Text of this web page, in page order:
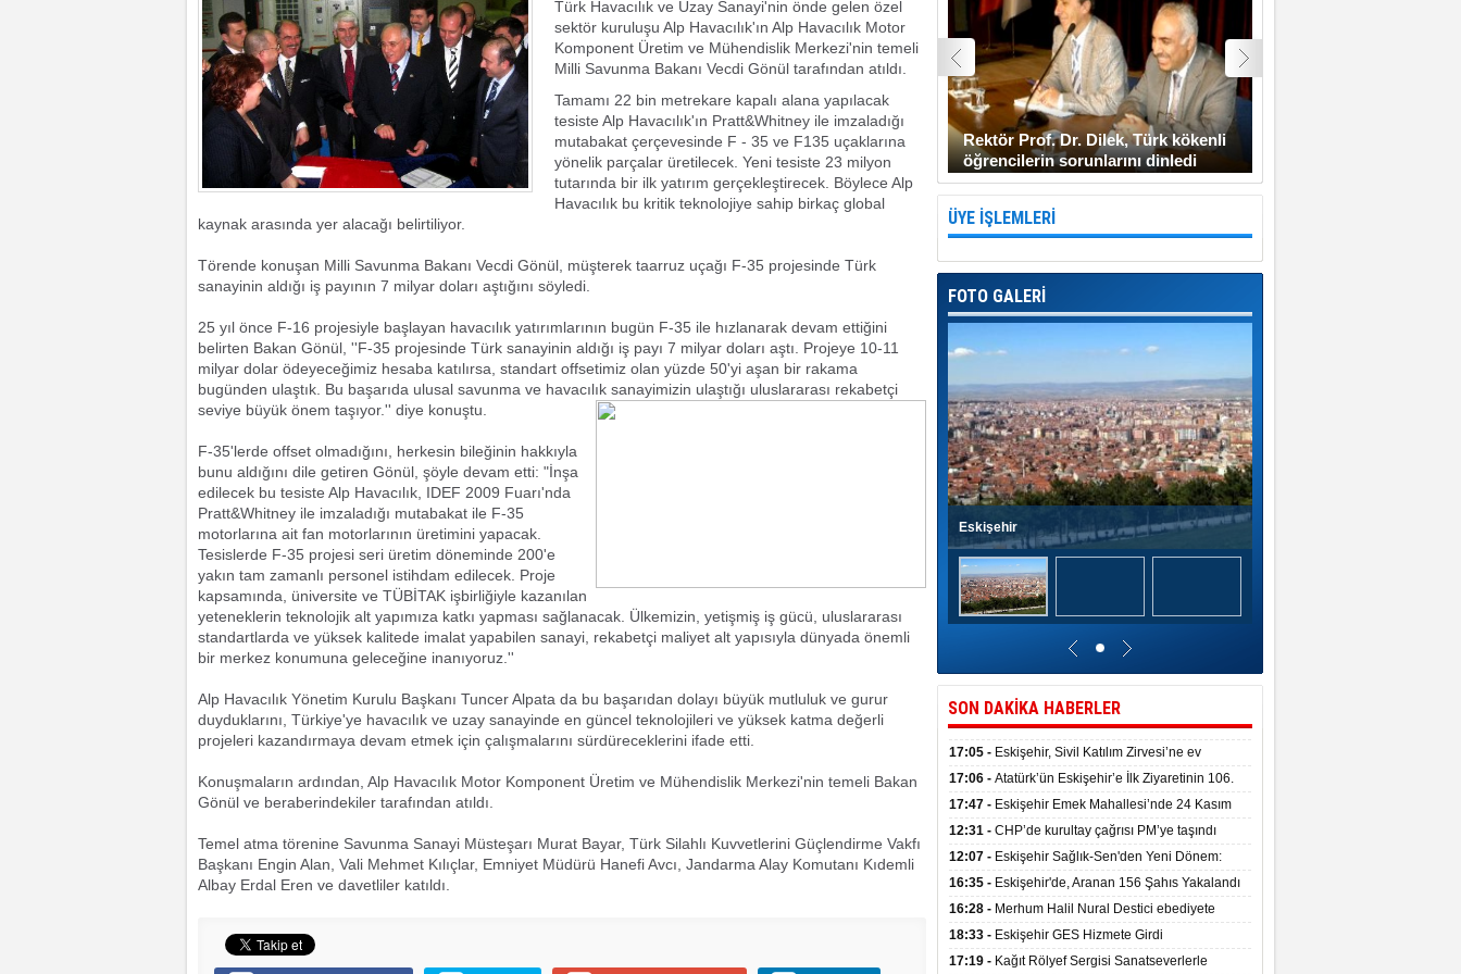
Türk Havacılık ve Uzay Sanayi'nin önde gelen özel
sektör kuruluşu Alp Havacılık'ın Alp Havacılık Motor
Komponent Üretim ve Mühendislik Merkezi'nin temeli
Milli Savunma Bakanı Vecdi Gönül tarafından atıldı.
Tamamı 22 bin metrekare kapalı alana yapılacak
tesiste Alp Havacılık'ın Pratt&Whitney ile imzaladığı
mutabakat çerçevesinde F - 35 ve F135 uçaklarına
yönelik parçalar üretilecek. Yeni tesiste 23 milyon
tutarında bir ilk yatırım gerçekleştirecek. Böylece Alp
Havacılık bu kritik teknolojiye sahip birkaç global
kaynak arasında yer alacağı belirtiliyor.
Törende konuşan Milli Savunma Bakanı Vecdi Gönül, müşterek taarruz uçağı F-35 projesinde Türk
sanayinin aldığı iş payının 7 milyar doları aştığını söyledi.
25 yıl önce F-16 projesiyle başlayan havacılık yatırımlarının bugün F-35 ile hızlanarak devam ettiğini
belirten Bakan Gönül, ''F-35 projesinde Türk sanayinin aldığı iş payı 7 milyar doları aştı. Projeye 10-11
milyar dolar ödeyeceğimiz hesaba katılırsa, standart offsetimiz olan yüzde 50'yi aşan bir rakama
bugünden ulaştık. Bu başarıda ulusal savunma ve havacılık sanayimizin ulaştığı uluslararası rekabetçi
seviye büyük önem taşıyor.'' diye konuştu.
F-35'lerde offset olmadığını, herkesin bileğinin hakkıyla
bunu aldığını dile getiren Gönül, şöyle devam etti: "İnşa
edilecek bu tesiste Alp Havacılık, IDEF 2009 Fuarı'nda
Pratt&Whitney ile imzaladığı mutabakat ile F-35
motorlarına ait fan motorlarının üretimini yapacak.
Tesislerde F-35 projesi seri üretim döneminde 200'e
yakın tam zamanlı personel istihdam edilecek. Proje
kapsamında, üniversite ve TÜBİTAK işbirliğiyle kazanılan
yeteneklerin teknolojik alt yapımıza katkı yapması sağlanacak. Ülkemizin, yetişmiş iş gücü, uluslararası
standartlarda ve yüksek kalitede imalat yapabilen sanayi, rekabetçi maliyet alt yapısıyla dünyada önemli
bir merkez konumuna geleceğine inanıyoruz.''
Alp Havacılık Yönetim Kurulu Başkanı Tuncer Alpata da bu başarıdan dolayı büyük mutluluk ve gurur
duyduklarını, Türkiye'ye havacılık ve uzay sanayinde en güncel teknolojileri ve yüksek katma değerli
projeleri kazandırmaya devam etmek için çalışmalarını sürdüreceklerini ifade etti.
Konuşmaların ardından, Alp Havacılık Motor Komponent Üretim ve Mühendislik Merkezi'nin temeli Bakan
Gönül ve beraberindekiler tarafından atıldı.
Temel atma törenine Savunma Sanayi Müsteşarı Murat Bayar, Türk Silahlı Kuvvetlerini Güçlendirme Vakfı
Başkanı Engin Alan, Vali Mehmet Kılıçlar, Emniyet Müdürü Hanefi Avcı, Jandarma Alay Komutanı Kıdemli
Albay Erdal Eren ve davetliler katıldı.
Rektör Prof. Dr. Dilek, Türk kökenli
öğrencilerin sorunlarını dinledi
ÜYE İŞLEMLERİ
FOTO GALERİ
Eskişehir
SON DAKİKA HABERLER
17:05 - Eskişehir, Sivil Katılım Zirvesi’ne ev
sahipliği yaptı.
17:06 - Atatürk’ün Eskişehir’e İlk Ziyaretinin 106.
Yılı Törenle Kutlandı
17:47 - Eskişehir Emek Mahallesi’nde 24 Kasım
İlkokulu törenle hizmete girdi
12:31 - CHP’de kurultay çağrısı PM’ye taşındı
12:07 - Eskişehir Sağlık-Sen'den Yeni Dönem:
Mazbata Teslim Alındı
16:35 - Eskişehir'de, Aranan 156 Şahıs Yakalandı
16:28 - Merhum Halil Nural Destici ebediyete
uğurlandı
18:33 - Eskişehir GES Hizmete Girdi
17:19 - Kağıt Rölyef Sergisi Sanatseverlerle